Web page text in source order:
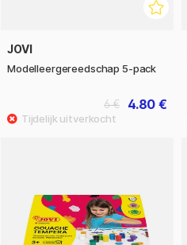
JOVI
Modelleergereedschap 5-pack
4.80 €
6 €